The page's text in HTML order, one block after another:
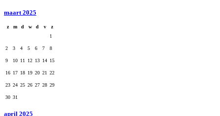
maart 2025
z m d w d v
z
1
2 3 4 5 6 7 8
9 10 11 12 13 14 15
16 17 18 19 20 21 22
23 24 25 26 27 28 29
30 31
april 2025